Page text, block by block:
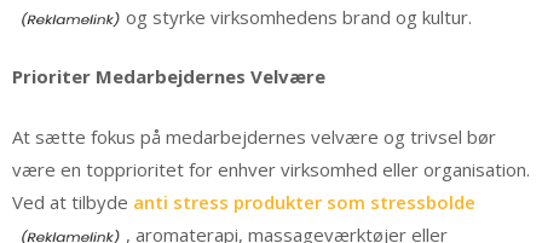
og styrke virksomhedens brand og kultur.
Prioriter Medarbejdernes Velvære
At sætte fokus på medarbejdernes velvære og trivsel bør
være en topprioritet for enhver virksomhed eller organisation.
Ved at tilbyde anti stress produkter som stressbolde
, aromaterapi, massageværktøjer eller